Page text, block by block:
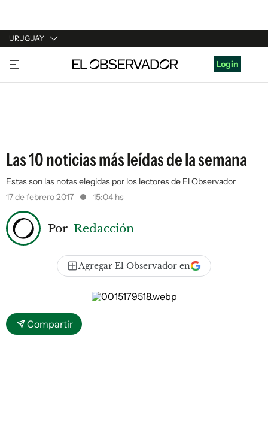
URUGUAY
URUGUAY
ARGENTINA
Login
Las 10 noticias más leídas de la semana
Estas son las notas elegidas por los lectores de El Observador
17 de febrero 2017
15:04 hs
Por Redacción
Agregar El Observador en
Compartir